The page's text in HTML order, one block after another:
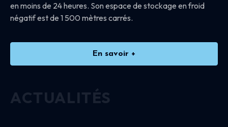
en moins de 24 heures. Son espace de stockage en froid
négatif est de 1 500 mètres carrés.
En savoir +
ACTUALITÉS